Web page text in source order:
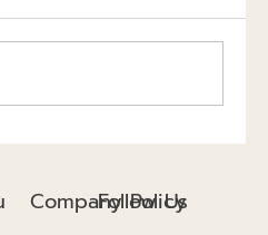
ตที่ดีกว่าเดิม!Follow Us
Company Policy